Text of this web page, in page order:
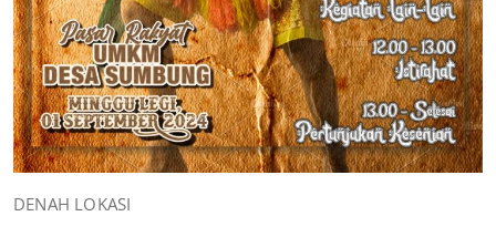
DENAH LOKASI